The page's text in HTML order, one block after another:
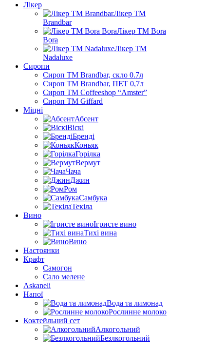
Лікер
Лікер ТМ
Brandbar
Лікер ТМ Bora
Bora
Лікер ТМ
Nadaluxe
Сиропи
Сироп TM Brandbar, скло 0.7л
Сироп TM Brandbar, ПЕТ 0,7л
Сироп TM Coffeeshop “Amster”
Сироп TM Giffard
Міцні
Абсент
Віскі
Бренді
Коньяк
Горілка
Вермут
Чача
Джин
Ром
Самбука
Текіла
Вино
Ігристе вино
Тихі вина
Вино
Настоянки
Крафт
Самогон
Сало мелене
Askaneli
Напої
Вода та лимонад
Рослинне молоко
Коктейльний сет
Алкогольний
Безлкогольний